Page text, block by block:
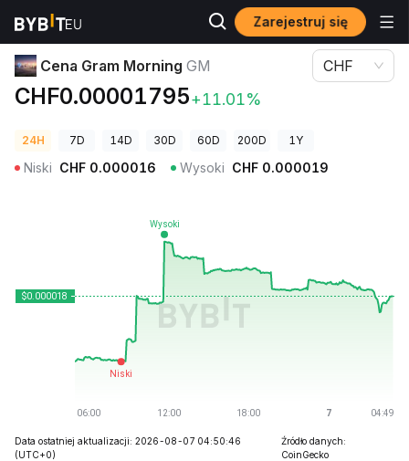
Zarejestruj się
Ceny kryptowalut Cena Gram Morning GM
Cena Gram Morning GM
CHF0.00001795+11.01%
CHF
24H 7D 14D 30D 60D 200D 1Y
Niski CHF 0.000016 Wysoki CHF 0.000019
Data ostatniej aktualizacji: 2026-08-07 04:50:46
(UTC+0)
Źródło danych:
CoinGecko